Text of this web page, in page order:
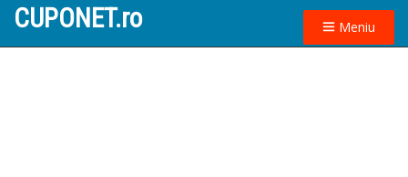
CUPONET.ro Meniu